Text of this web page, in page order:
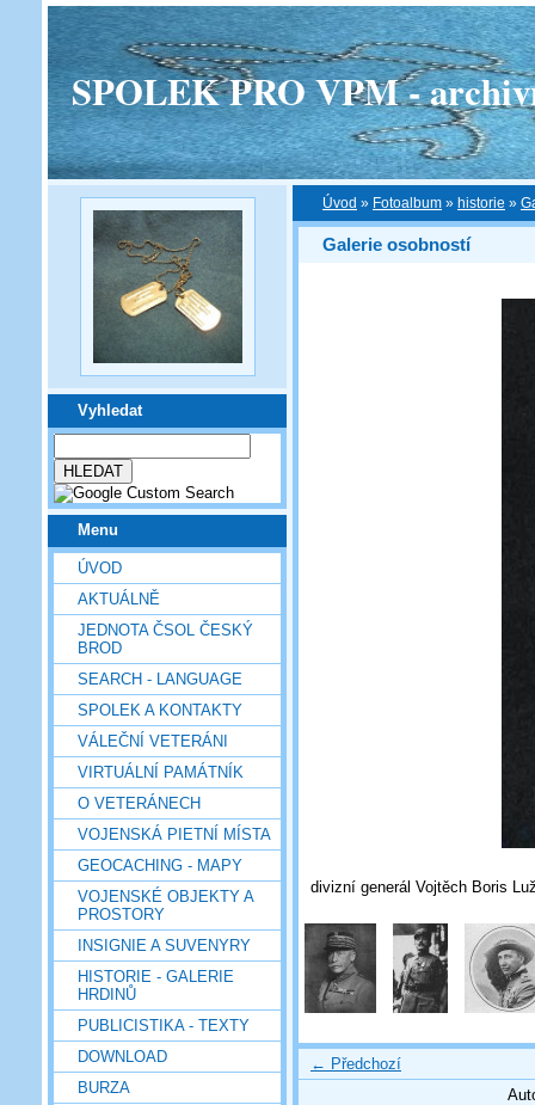
SPOLEK PRO VPM -
Vyhledat
Menu
ÚVOD
AKTUÁLNĚ
JEDNOTA ČSOL ČESKÝ
BROD
SEARCH - LANGUAGE
SPOLEK A KONTAKTY
VÁLEČNÍ VETERÁNI
VIRTUÁLNÍ PAMÁTNÍK
O VETERÁNECH
VOJENSKÁ PIETNÍ MÍSTA
GEOCACHING - MAPY
VOJENSKÉ OBJEKTY A
PROSTORY
INSIGNIE A SUVENYRY
HISTORIE - GALERIE
HRDINŮ
PUBLICISTIKA - TEXTY
DOWNLOAD
BURZA
Úvod » Fotoalbum » historie »
Galerie osobností
divizní generál Vojtěch Boris
← Předchozí